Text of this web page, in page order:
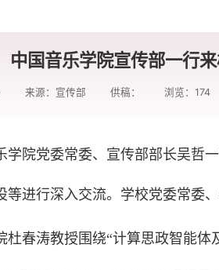
中国音乐学院宣传部一行
来源：宣传部 供稿： 浏览：174
学院党委常委、宣传部部长吴哲
进行深入交流。学校党委常委
杜春涛教授围绕“计算思政智能